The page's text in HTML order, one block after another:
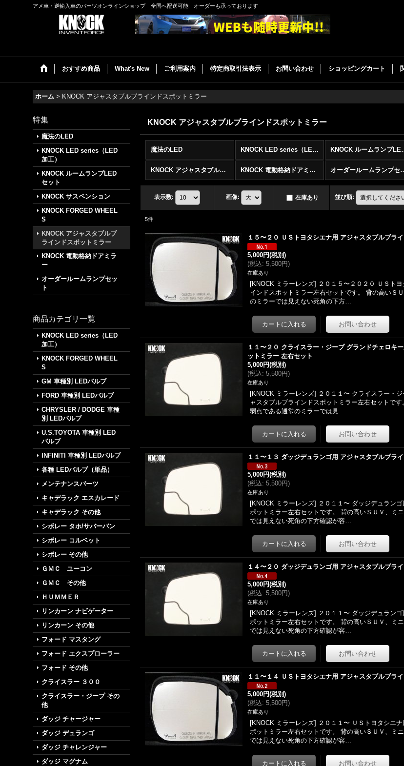
アメ車・逆輸入車のパーツオンラインショップ 全国へ配送可能 オーダーも承っております
おすすめ商品 What's New ご利用案内 特定商取引法表示 お問い合わせ ショッピングカート
ホーム > KNOCK アジャスタブルブラインドスポットミラー
特集
魔法のLED
KNOCK LED series（LED
加工）
KNOCK ルームランプLED
セット
KNOCK サスペンション
KNOCK FORGED WHEEL
S
KNOCK アジャスタブルブ
ラインドスポットミラー
KNOCK 電動格納ドアミラ
ー
オーダールームランプセッ
ト
商品カテゴリ一覧
KNOCK LED series（LED
加工）
KNOCK FORGED WHEEL
S
GM 車種別 LEDバルブ
FORD 車種別 LEDバルブ
CHRYSLER / DODGE 車種
別 LEDバルブ
U.S.TOYOTA 車種別 LED
バルブ
INFINITI 車種別 LEDバルブ
各種 LEDバルブ（単品）
メンテナンスパーツ
キャデラック エスカレード
キャデラック その他
シボレー タホ/サバーバン
シボレー コルベット
シボレー その他
ＧＭＣ ユーコン
ＧＭＣ その他
ＨＵＭＭＥＲ
リンカーン ナビゲーター
リンカーン その他
フォード マスタング
フォード エクスプローラー
フォード その他
クライスラー ３００
クライスラー・ジープ その
他
ダッジ チャージャー
ダッジ デュランゴ
ダッジ チャレンジャー
ダッジ マグナム
KNOCK アジャスタブルブラインドスポットミラー
魔法のLED KNOCK LED series（LED加工） KNOCK
KNOCK アジャスタブルブラインドスポットミラー KNOCK 電動格納ドアミラー オーダール
表示数: 画像: 在庫あり 並び順:
5件
１５〜２０ ＵＳトヨタシエナ用 アジャスタブルブラ
5,000円(税別)
(税込: 5,500円)
在庫あり
[KNOCK ミラーレンズ] ２０１５〜２０２０ ＵＳト
インドスポットミラー左右セットです。 背の高いＳ
のミラーでは見えない死角の下方…
１１〜２０ クライスラー・ジープ グランドチェロキ
ットミラー 左右セット
5,000円(税別)
(税込: 5,500円)
在庫あり
[KNOCK ミラーレンズ] ２０１１〜 クライスラー・
ャスタブルブラインドスポットミラー左右セットで
弱点である通常のミラーでは見…
１１〜１３ ダッジデュランゴ用 アジャスタブルブラ
5,000円(税別)
(税込: 5,500円)
在庫あり
[KNOCK ミラーレンズ] ２０１１〜 ダッジデュラン
ポットミラー左右セットです。 背の高いＳＵＶ、ミ
では見えない死角の下方確認が容…
１４〜２０ ダッジデュランゴ用 アジャスタブルブラ
5,000円(税別)
(税込: 5,500円)
在庫あり
[KNOCK ミラーレンズ] ２０１１〜 ダッジデュラン
ポットミラー左右セットです。 背の高いＳＵＶ、ミ
では見えない死角の下方確認が容…
１１〜１４ ＵＳトヨタシエナ用 アジャスタブルブラ
5,000円(税別)
(税込: 5,500円)
在庫あり
[KNOCK ミラーレンズ] ２０１１〜 ＵＳトヨタシエ
ポットミラー左右セットです。 背の高いＳＵＶ、ミ
では見えない死角の下方確認が容…